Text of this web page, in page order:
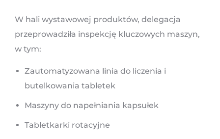
W hali wystawowej produktów, delegacja
przeprowadziła inspekcję kluczowych maszyn,
w tym:
Zautomatyzowana linia do liczenia i
butelkowania tabletek
Maszyny do napełniania kapsułek
Tabletkarki rotacyjne